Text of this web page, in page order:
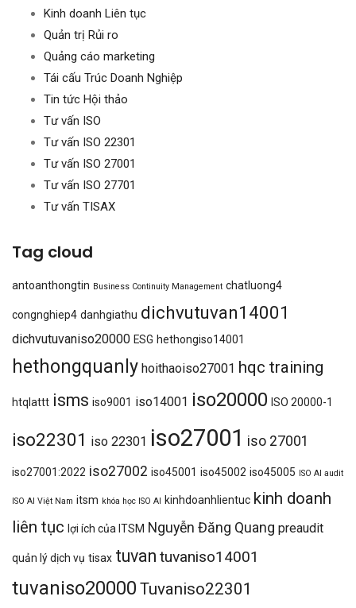
Kinh doanh Liên tục
Quản trị Rủi ro
Quảng cáo marketing
Tái cấu Trúc Doanh Nghiệp
Tin tức Hội thảo
Tư vấn ISO
Tư vấn ISO 22301
Tư vấn ISO 27001
Tư vấn ISO 27701
Tư vấn TISAX
Tag cloud
antoanthongtin Business Continuity Management chatluong4
congnghiep4 danhgiathu dichvutuvan14001
dichvutuvaniso20000 ESG hethongiso14001
hethongquanly hoithaoiso27001 hqc training
htqlattt isms iso9001 iso14001 iso20000 ISO 20000-1
iso22301 iso 22301 iso27001 iso 27001
iso27001:2022 iso27002 iso45001 iso45002 iso45005 ISO AI audit
ISO AI Việt Nam itsm khóa học ISO AI kinhdoanhlientuc kinh doanh
liên tục lợi ích của ITSM Nguyễn Đăng Quang preaudit
quản lý dịch vụ tisax tuvan tuvaniso14001
tuvaniso20000 Tuvaniso22301